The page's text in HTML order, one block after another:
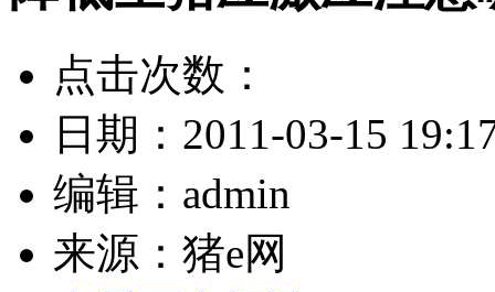
点击次数：
日期： 2011-03-15
编辑： admin
来源： 猪e网